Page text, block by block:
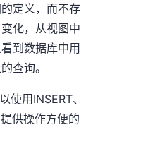
定义，而不存
化，从视图中
到数据库中用
查询。
用INSERT、
供操作方便的